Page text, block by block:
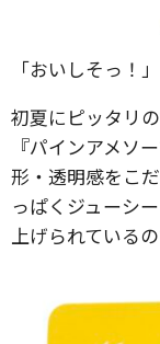
「おいしそっ！
初夏にピッタリ
『パインアメソ
形・透明感をこ
っぱくジューシ
上げられているの